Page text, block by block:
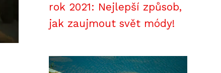
rok 2021: Nejlepší způsob,
jak zaujmout svět módy!